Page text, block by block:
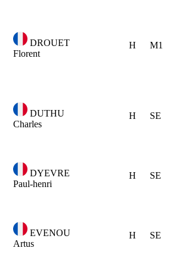
DROUET
Florent
H M1
DUTHU
Charles
H SE
DYEVRE
Paul-henri
H SE
EVENOU
Artus
H SE